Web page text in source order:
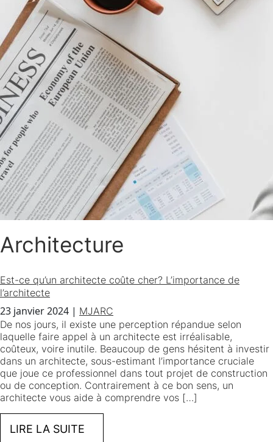
Architecture
Est-ce qu’un architecte coûte cher? L’importance de
l’architecte
23 janvier 2024 | MJARC
De nos jours, il existe une perception répandue selon
laquelle faire appel à un architecte est irréalisable,
coûteux, voire inutile. Beaucoup de gens hésitent à investir
dans un architecte, sous-estimant l’importance cruciale
que joue ce professionnel dans tout projet de construction
ou de conception. Contrairement à ce bon sens, un
architecte vous aide à comprendre vos […]
LIRE LA SUITE